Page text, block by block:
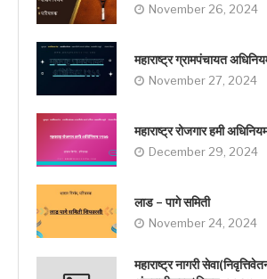
November 26, 2024
महाराष्ट्र ग्रामपंचायत
November 27, 2024
महाराष्ट्र रोजगार हमी
December 29, 2024
लाड – पागे समिती
November 24, 2024
महाराष्ट्र नागरी